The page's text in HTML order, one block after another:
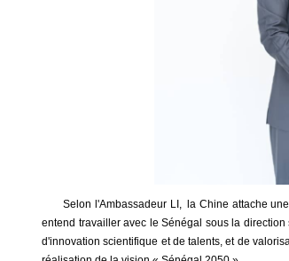
Selon l'Ambassadeur LI, la Chine attache
entend travailler avec le Sénégal sous la
d'innovation scientifique et de talents, et de